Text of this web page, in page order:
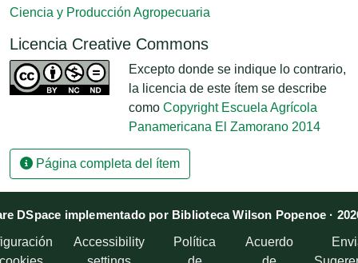
Ciencia y Producción Agropecuaria
Licencia Creative Commons
Excepto donde se indique lo contrario,
la licencia de este ítem se describe
como Copyright Escuela Agrícola
Panamericana El Zamorano 2014
Página completa del ítem
DSpace implementado por Biblioteca Wilson Popenoe ·
Accessibility
Política
Acuerdo